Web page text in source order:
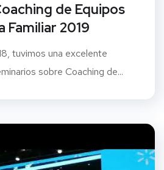
de Equipos
Familiar 2019
tuvimos una excelente
sobre Coaching de...